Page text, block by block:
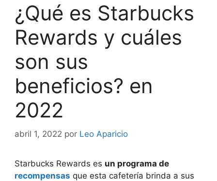
¿Qué es Starbucks
Rewards y cuáles
son sus
beneficios? en
2022
abril 1, 2022 por Leo Aparicio
Starbucks Rewards es un programa de
recompensas que esta cafetería brinda a sus